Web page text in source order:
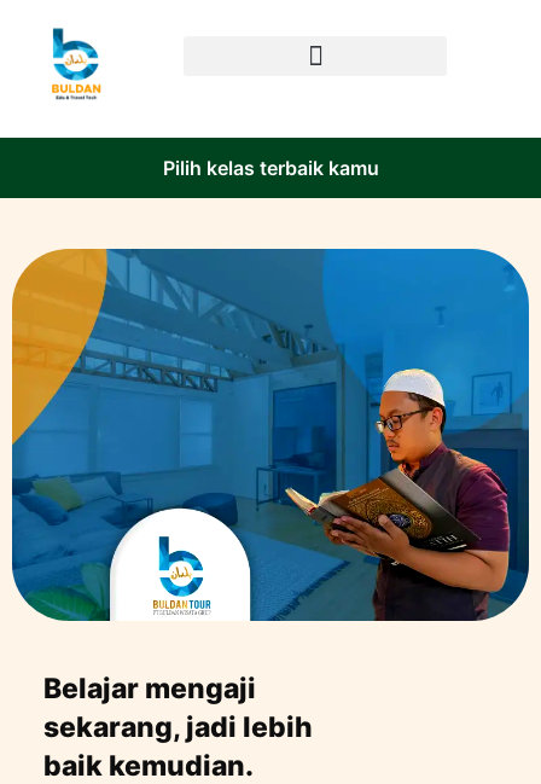
Pilih kelas terbaik kamu
Belajar mengaji
sekarang, jadi lebih
baik kemudian.